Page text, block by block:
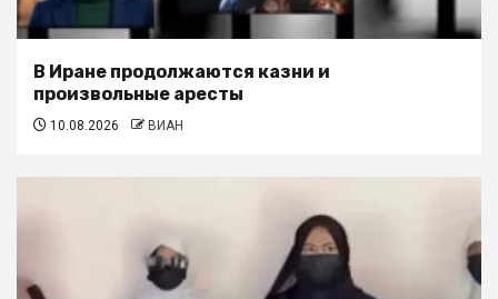
В Иране продолжаются казни и
произвольные аресты
10.08.2026 ВИАН